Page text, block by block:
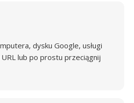
dysku Google, usługi
lub po prostu przeciągnij